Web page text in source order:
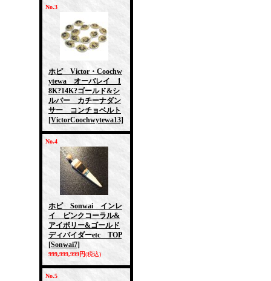
No.3
ホピ Victor・Coochw
ytewa オーバレイ 1
8K?14K?ゴールド&シ
ルバー カチーナダン
サー コンチョベルト
[VictorCoochwytewa13]
No.4
ホピ Sonwai インレ
イ ピンクコーラル&
アイボリー&ゴールド
ディバイダーetc TOP
[Sonwai7]
999,999,999円(税込)
No.5